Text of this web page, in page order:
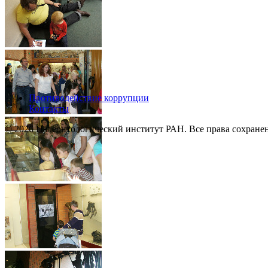
Противодействие коррупции
Контакты
© 2026 Палеонтологический институт РАН. Все права